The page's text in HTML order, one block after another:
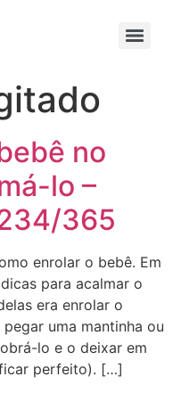
no
lo –
365
enrolar o bebê. Em
para acalmar o
era enrolar o
uma mantinha ou
lo e o deixar em
perfeito). […]